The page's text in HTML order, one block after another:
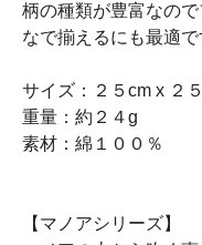
柄の種類が豊富なの
なで揃えるにも最適で
サイズ：２５cm x ２
重量：約２４g
素材：綿１００％
【マノアシリーズ】